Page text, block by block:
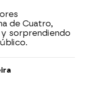
de Cuatro,
y sorprendiendo